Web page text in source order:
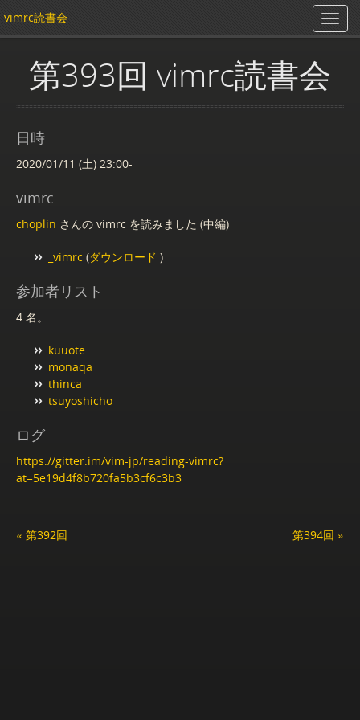
vimrc読書会
第393回 vimrc読書会
日時
2020/01/11 (土) 23:00-
vimrc
choplin さんの vimrc を読みました (中編)
_vimrc (ダウンロード )
参加者リスト
4 名。
kuuote
monaqa
thinca
tsuyoshicho
ログ
https://gitter.im/vim-jp/reading-vimrc?
at=5e19d4f8b720fa5b3cf6c3b3
« 第392回 第394回 »